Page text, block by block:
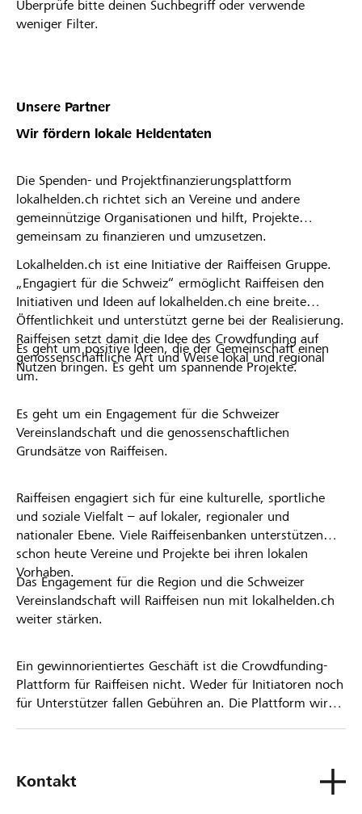
Überprüfe bitte deinen Suchbegriff oder verwende
weniger Filter.
Unsere Partner
Wir fördern lokale Heldentaten
Die Spenden- und Projektfinanzierungsplattform
lokalhelden.ch richtet sich an Vereine und andere
gemeinnützige Organisationen und hilft, Projekte
gemeinsam zu finanzieren und umzusetzen.
Lokalhelden.ch ist eine Initiative der Raiffeisen Gruppe.
„Engagiert für die Schweiz“ ermöglicht Raiffeisen den
Initiativen und Ideen auf lokalhelden.ch eine breite
Öffentlichkeit und unterstützt gerne bei der Realisierung.
Raiffeisen setzt damit die Idee des Crowdfunding auf
genossenschaftliche Art und Weise lokal und regional
um.
Es geht um positive Ideen, die der Gemeinschaft einen
Nutzen bringen. Es geht um spannende Projekte.
Es geht um ein Engagement für die Schweizer
Vereinslandschaft und die genossenschaftlichen
Grundsätze von Raiffeisen.
Raiffeisen engagiert sich für eine kulturelle, sportliche
und soziale Vielfalt – auf lokaler, regionaler und
nationaler Ebene. Viele Raiffeisenbanken unterstützen
schon heute Vereine und Projekte bei ihren lokalen
Vorhaben.
Das Engagement für die Region und die Schweizer
Vereinslandschaft will Raiffeisen nun mit lokalhelden.ch
weiter stärken.
Ein gewinnorientiertes Geschäft ist die Crowdfunding-
Plattform für Raiffeisen nicht. Weder für Initiatoren noch
für Unterstützer fallen Gebühren an. Die Plattform wird
Kontakt